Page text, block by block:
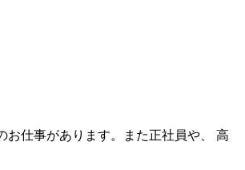
お仕事があります。また正社員や、 高